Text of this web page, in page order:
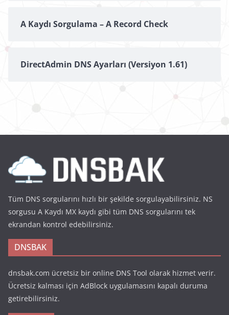
A Kaydı Sorgulama – A Record Check
DirectAdmin DNS Ayarları (Versiyon 1.61)
Tüm DNS sorgularını hızlı bir şekilde sorgulayabilirsiniz. NS
sorgusu A Kaydı MX kaydı gibi tüm DNS sorgularını tek
ekrandan kontrol edebilirsiniz.
DNSBAK
dnsbak.com ücretsiz bir online DNS Tool olarak hizmet verir.
Ücretsiz kalması için AdBlock uygulamasını kapalı duruma
getirebilirsiniz.